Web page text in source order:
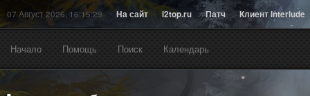
07 Август 2026, 16:15:29 На сайт l2top.ru Патч Клиент Interlude
Начало Помощь Поиск Календарь